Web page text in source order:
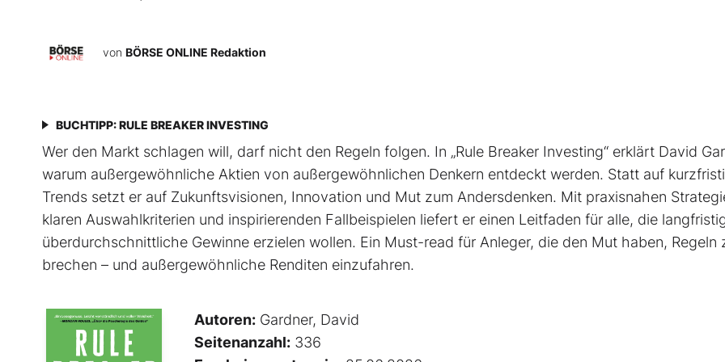
von BÖRSE ONLINE Redaktion
BUCHTIPP: RULE BREAKER INVESTING
Wer den Markt schlagen will, darf nicht den Regeln folgen. In „Rule Breaker Investing“ erklärt David
warum außergewöhnliche Aktien von außer­gewöhnlichen Denkern entdeckt werden. Statt auf
Trends setzt er auf Zukunftsvisionen, Innovation und Mut zum Andersdenken. Mit praxisnahen
klaren Auswahlkriterien und inspirierenden Fallbeispielen liefert er einen Leit­faden für alle, die
überdurchschnittliche Gewinne erzielen wollen. Ein Must-read für Anleger, die den Mut haben, Regeln
brechen – und außergewöhnliche Renditen einzufahren.
Autoren: Gardner, David
Seitenanzahl: 336